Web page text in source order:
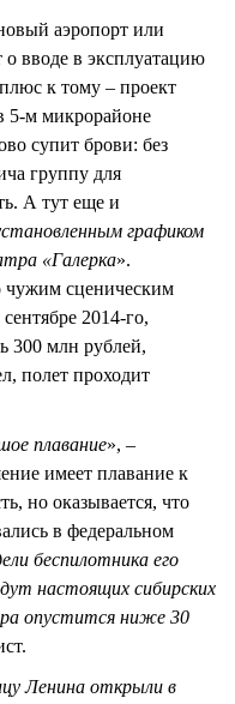
аэропорт или
вводе в эксплуатацию
к тому – проект
5-м микрорайоне
супит брови: без
группу для
А тут еще и
графиком
«Галерка».
чужим сценическим
2014-го,
300 млн рублей,
полет проходит
плавание», –
имеет плавание к
но оказывается, что
в федеральном
беспилотника его
настоящих сибирских
опустится ниже 30
Ленина открыли в